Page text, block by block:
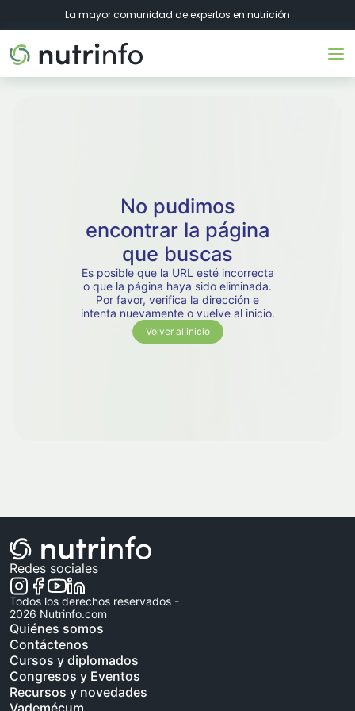
La mayor comunidad de expertos en nutrición
No pudimos
encontrar la página
que buscas
Es posible que la URL esté incorrecta
o que la página haya sido eliminada.
Por favor, verifica la dirección e
intenta nuevamente o vuelve al inicio.
Volver al inicio
Redes sociales
Todos los derechos reservados -
2026 Nutrinfo.com
Quiénes somos
Contáctenos
Cursos y diplomados
Congresos y Eventos
Recursos y novedades
Vademécum